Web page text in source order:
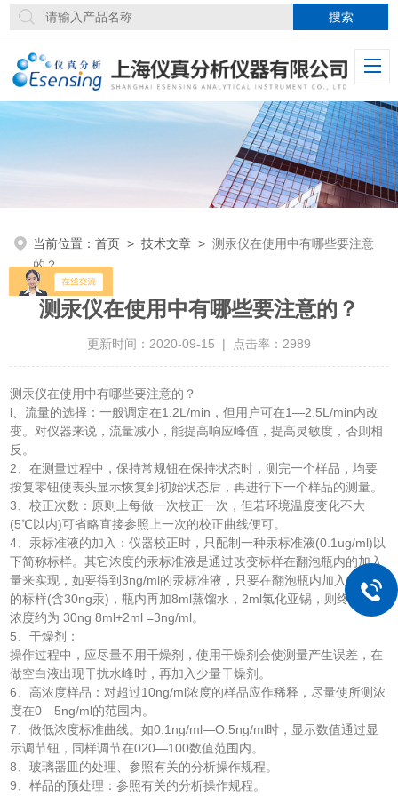
当前位置：首页 >技术文章 >测汞仪在使用中有哪些要注意
的？
测汞仪在使用中有哪些要注意的？
更新时间：2020-09-15 | 点击率：2989
测汞仪在使用中有哪些要注意的？
l、流量的选择：一般调定在1.2L/min，但用户可在1—2.5L/min内改
变。对仪器来说，流量减小，能提高响应峰值，提高灵敏度，否则相
反。
2、在测量过程中，保持常规钮在保持状态时，测完一个样品，均要
按复零钮使表头显示恢复到初始状态后，再进行下一个样品的测量。
3、校正次数：原则上每做一次校正一次，但若环境温度变化不大
(5℃以内)可省略直接参照上一次的校正曲线便可。
4、汞标准液的加入：仪器校正时，只配制一种汞标准液(0.1ug/ml)以
下简称标样。其它浓度的汞标准液是通过改变标样在翻泡瓶内的加入
量来实现，如要得到3ng/ml的汞标准液，只要在翻泡瓶内加入0.3ml
的标样(含30ng汞)，瓶内再加8ml蒸馏水，2ml氯化亚锡，则终瓶内汞
浓度约为 30ng 8ml+2ml =3ng/ml。
5、干燥剂：
操作过程中，应尽量不用干燥剂，使用干燥剂会使测量产生误差，在
做空白液出现干扰水峰时，再加入少量干燥剂。
6、高浓度样品：对超过10ng/ml浓度的样品应作稀释，尽量使所测浓
度在0—5ng/ml的范围内。
7、做低浓度标准曲线。如0.1ng/ml—O.5ng/ml时，显示数值通过显
示调节钮，同样调节在020—100数值范围内。
8、玻璃器皿的处理、参照有关的分析操作规程。
9、样品的预处理：参照有关的分析操作规程。